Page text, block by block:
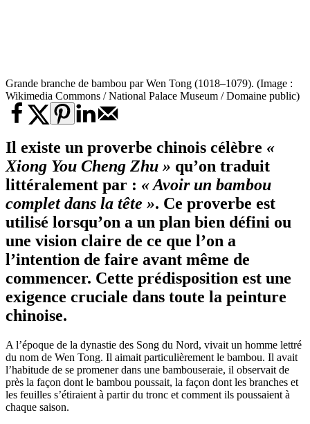
Grande branche de bambou par Wen Tong (1018–1079). (Image :
Wikimedia Commons / National Palace Museum / Domaine public)
Il existe un proverbe chinois célèbre «
Xiong You Cheng Zhu » qu’on traduit
littéralement par : « Avoir un bambou
complet dans la tête ». Ce proverbe est
utilisé lorsqu’on a un plan bien défini ou
une vision claire de ce que l’on a
l’intention de faire avant même de
commencer. Cette prédisposition est une
exigence cruciale dans toute la peinture
chinoise.
A l’époque de la dynastie des Song du Nord, vivait un homme lettré
du nom de Wen Tong. Il aimait particulièrement le bambou. Il avait
l’habitude de se promener dans une bambouseraie, il observait de
près la façon dont le bambou poussait, la façon dont les branches et
les feuilles s’étiraient à partir du tronc et comment ils poussaient à
chaque saison.